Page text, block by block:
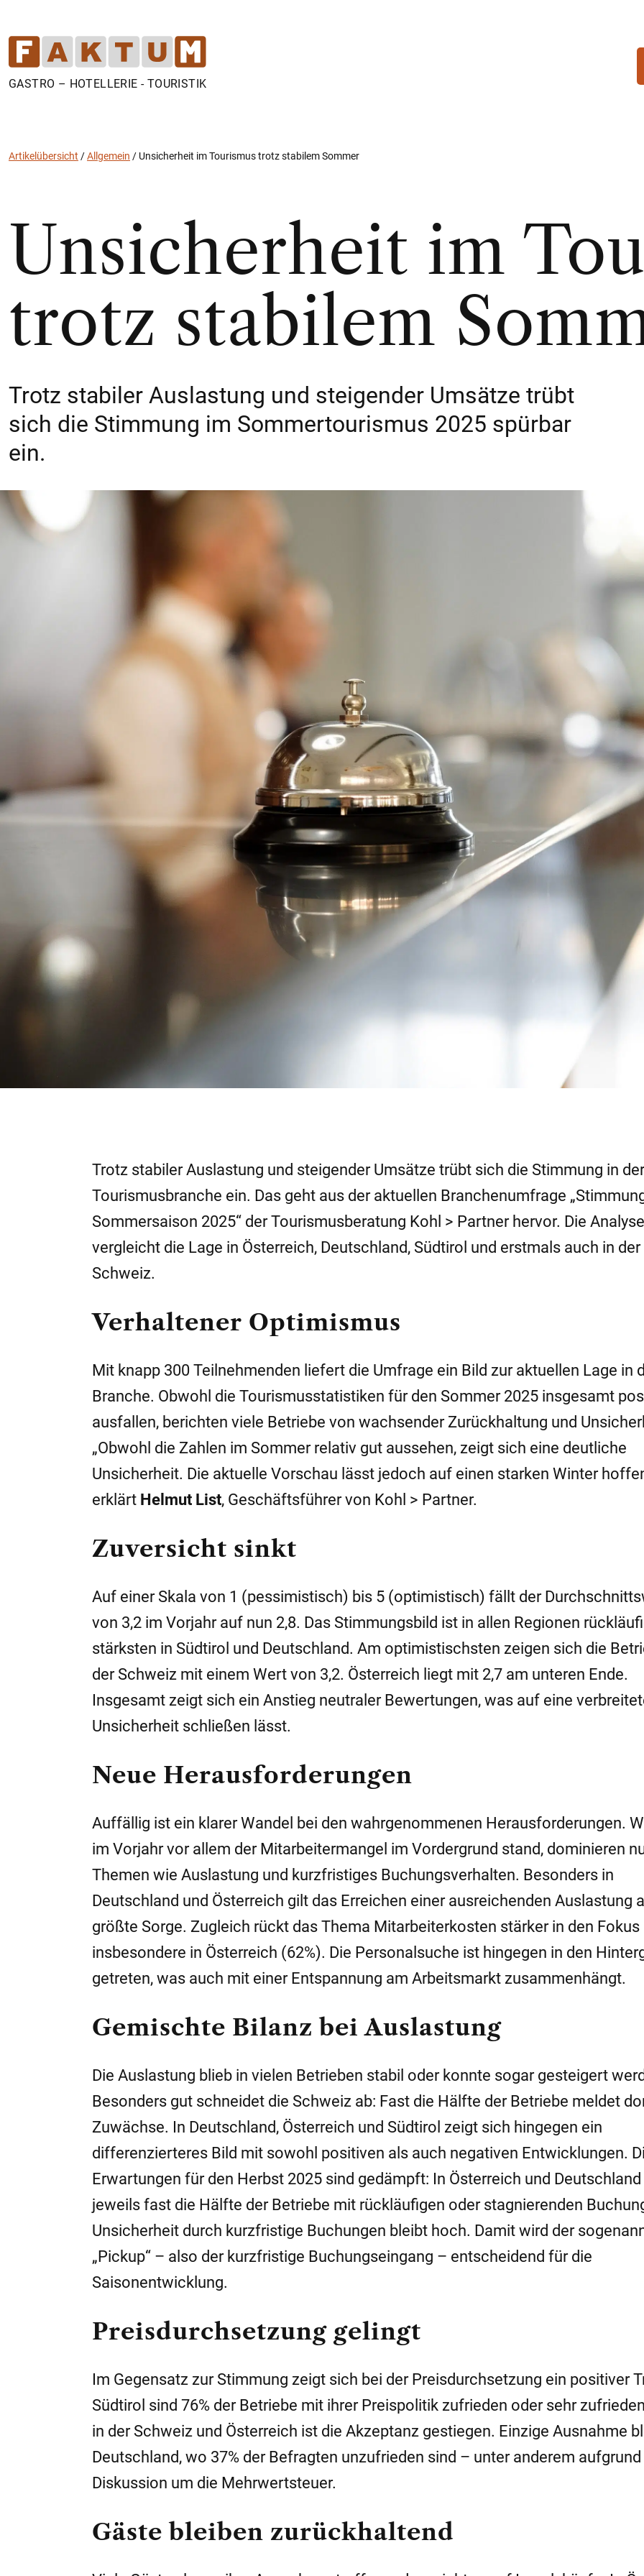
GASTRO – HOTELLERIE - TOURISTIK
Artikelübersicht /Allgemein / Unsicherheit im Tourismus trotz stabilem Sommer
Unsicherheit im
trotz stabilem
Trotz stabiler Auslastung und steigender Umsätze trübt
sich die Stimmung im Sommertourismus 2025 spürbar
ein.
Trotz stabiler Auslastung und steigender Umsätze trübt sich die Stimmung in der
Tourismusbranche ein. Das geht aus der aktuellen Branchenumfrage
Sommersaison 2025“ der Tourismusberatung Kohl > Partner hervor. Die Analyse
vergleicht die Lage in Österreich, Deutschland, Südtirol und erstmals auch in der
Schweiz.
Verhaltener Optimismus
Mit knapp 300 Teilnehmenden liefert die Umfrage ein Bild zur aktuellen Lage in
Branche. Obwohl die Tourismusstatistiken für den Sommer 2025 insgesamt
ausfallen, berichten viele Betriebe von wachsender Zurückhaltung und
„Obwohl die Zahlen im Sommer relativ gut aussehen, zeigt sich eine deutliche
Unsicherheit. Die aktuelle Vorschau lässt jedoch auf einen starken Winter
erklärt Helmut List, Geschäftsführer von Kohl > Partner.
Zuversicht sinkt
Auf einer Skala von 1 (pessimistisch) bis 5 (optimistisch) fällt der
von 3,2 im Vorjahr auf nun 2,8. Das Stimmungsbild ist in allen Regionen
stärksten in Südtirol und Deutschland. Am optimistischsten zeigen sich die
der Schweiz mit einem Wert von 3,2. Österreich liegt mit 2,7 am unteren Ende.
Insgesamt zeigt sich ein Anstieg neutraler Bewertungen, was auf eine
Unsicherheit schließen lässt.
Neue Herausforderungen
Auffällig ist ein klarer Wandel bei den wahrgenommenen Herausforderungen.
im Vorjahr vor allem der Mitarbeitermangel im Vordergrund stand, dominieren
Themen wie Auslastung und kurzfristiges Buchungsverhalten. Besonders in
Deutschland und Österreich gilt das Erreichen einer ausreichenden Auslastung
größte Sorge. Zugleich rückt das Thema Mitarbeiterkosten stärker in den Fokus
insbesondere in Österreich (62%). Die Personalsuche ist hingegen in den
getreten, was auch mit einer Entspannung am Arbeitsmarkt zusammenhängt.
Gemischte Bilanz bei Auslastung
Die Auslastung blieb in vielen Betrieben stabil oder konnte sogar gesteigert
Besonders gut schneidet die Schweiz ab: Fast die Hälfte der Betriebe meldet
Zuwächse. In Deutschland, Österreich und Südtirol zeigt sich hingegen ein
differenzierteres Bild mit sowohl positiven als auch negativen Entwicklungen.
Erwartungen für den Herbst 2025 sind gedämpft: In Österreich und
jeweils fast die Hälfte der Betriebe mit rückläufigen oder stagnierenden
Unsicherheit durch kurzfristige Buchungen bleibt hoch. Damit wird der
„Pickup“ – also der kurzfristige Buchungseingang – entscheidend für die
Saisonentwicklung.
Preisdurchsetzung gelingt
Im Gegensatz zur Stimmung zeigt sich bei der Preisdurchsetzung ein positiver
Südtirol sind 76% der Betriebe mit ihrer Preispolitik zufrieden oder sehr
in der Schweiz und Österreich ist die Akzeptanz gestiegen. Einzige Ausnahme
Deutschland, wo 37% der Befragten unzufrieden sind – unter anderem aufgrund
Diskussion um die Mehrwertsteuer.
Gäste bleiben zurückhaltend